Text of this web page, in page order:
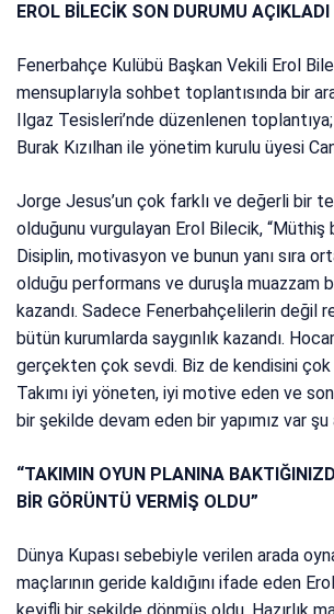
EROL BİLECİK SON DURUMU AÇIKLADI
Fenerbahçe Kulübü Başkan Vekili Erol
mensuplarıyla sohbet toplantısında bir
Ilgaz Tesisleri’nde düzenlenen
Burak Kızılhan ile yönetim kurulu üyesi
Jorge Jesus’un çok farklı ve değerli bir
olduğunu vurgulayan Erol Bilecik, “Müthiş
Disiplin, motivasyon ve bunun yanı sıra
olduğu performans ve duruşla muazzam
kazandı. Sadece Fenerbahçelilerin değil
bütün kurumlarda saygınlık kazandı.
gerçekten çok sevdi. Biz de kendisini
Takımı iyi yöneten, iyi motive eden ve
bir şekilde devam eden bir yapımız var şu
“TAKIMIN OYUN PLANINA
BİR GÖRÜNTÜ VERMİŞ OLDU”
Dünya Kupası sebebiyle verilen arada
maçlarının geride kaldığını ifade eden